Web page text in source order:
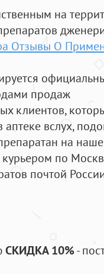
на
Отзывы О
продаж
клиентов,
вслух,
на
по
почтой
СКИДКА 10%-